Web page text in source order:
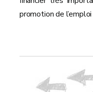
promotion de